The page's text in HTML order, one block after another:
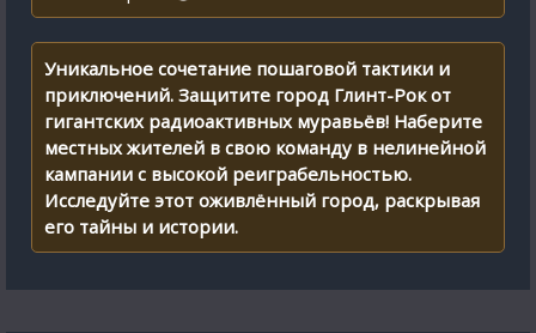
Уникальное сочетание пошаговой тактики и
приключений. Защитите город Глинт-Рок от
гигантских радиоактивных муравьёв! Наберите
местных жителей в свою команду в нелинейной
кампании с высокой реиграбельностью.
Исследуйте этот оживлённый город, раскрывая
его тайны и истории.